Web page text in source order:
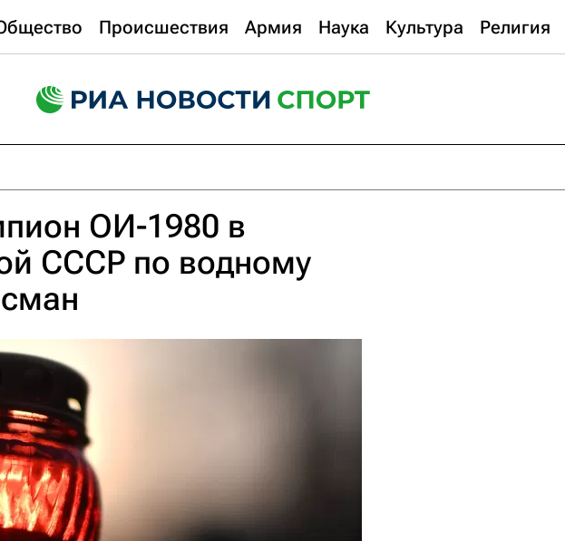
Происшествия Армия Наука Культура Религия
ОИ-1980 в
СССР по водному